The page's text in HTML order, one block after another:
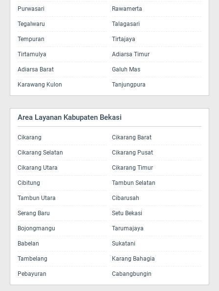
Purwasari Rawamerta
Tegalwaru Talagasari
Tempuran Tirtajaya
Tirtamulya Adiarsa Timur
Adiarsa Barat Galuh Mas
Karawang Kulon Tanjungpura
Area Layanan Kabupaten Bekasi
Cikarang Cikarang Barat
Cikarang Selatan Cikarang Pusat
Cikarang Utara Cikarang Timur
Cibitung Tambun Selatan
Tambun Utara Cibarusah
Serang Baru Setu Bekasi
Bojongmangu Tarumajaya
Babelan Sukatani
Tambelang Karang Bahagia
Pebayuran Cabangbungin